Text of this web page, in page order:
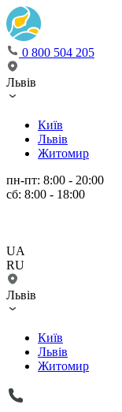
0 800 504 205
Львів
Київ
Львів
Житомир
пн-пт: 8:00 - 20:00
сб: 8:00 - 18:00
UA
RU
Львів
Київ
Львів
Житомир